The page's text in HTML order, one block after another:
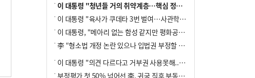
이 대통령 "청년들 거의 취약계층…핵심 정책 재편""
이 대통령 "육사가 쿠데타 3번 벌여…사관학교 통합 신속히 추진"
이 대통령, "메아리 없는 함성 같지만 평화공존책 계속해야"
李 “형소법 개정 논란 있으나 입법권 부정할 만큼은 아냐”(종합)
이 대통령 "의견 다르다고 거부권 사용못해.. 입법권 부정할 상황이라 보기 어려워"
부정평가 첫 50% 넘어선 李, 귀국 직후 부동산·증시 점검(종합)